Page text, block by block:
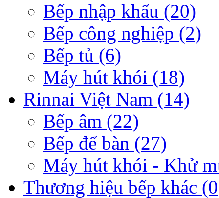
Bếp nhập khẩu (20)
Bếp công nghiệp (2)
Bếp tủ (6)
Máy hút khói (18)
Rinnai Việt Nam (14)
Bếp âm (22)
Bếp để bàn (27)
Máy hút khói - Khử
Thương hiệu bếp khác